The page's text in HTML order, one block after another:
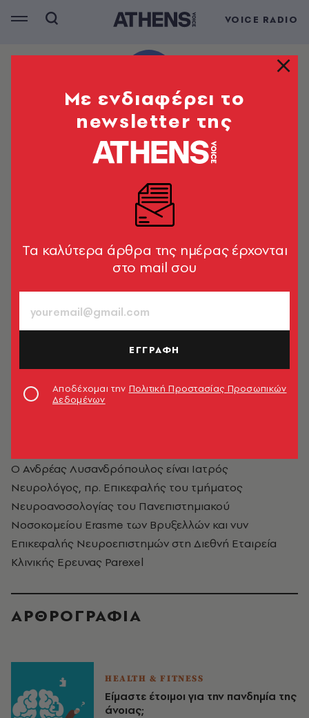
VOICE RADIO
Ο Ανδρέας Λυσανδρόπουλος είναι Ιατρός
Νευρολόγος, πρ. Επικεφαλής του τμήματος
Νευροανοσολογίας του Πανεπιστημιακού
Νοσοκομείου Erasme των Βρυξελλών και νυν
Επικεφαλής Νευροεπιστημών στη Διεθνή Εταιρεία
Κλινικής Ερευνας Parexel
ΑΡΘΡΟΓΡΑΦΙΑ
HEALTH & FITNESS
Είμαστε έτοιμοι για την πανδημία της
άνοιας;
Mε ενδιαφέρει το
newsletter της
Tα καλύτερα άρθρα της ημέρας έρχονται
στο mail σου
ΕΓΓΡΑΦΗ
Αποδέχομαι την Πολιτική Προστασίας Προσωπικών
Δεδομένων